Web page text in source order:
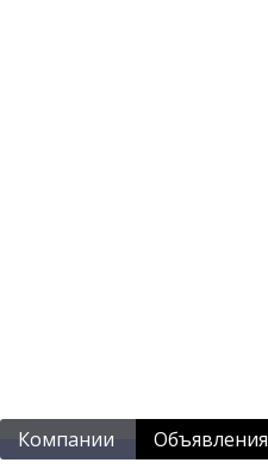
Компании Объявления